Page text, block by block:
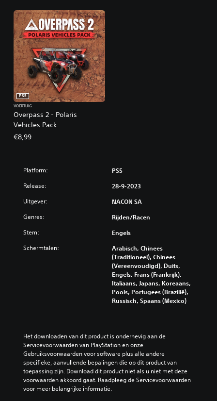
Overpass 2 - Polaris
Vehicles Pack
PS5
VOERTUIG
€8,99
Platform: PS5
Release: 28-9-2023
Uitgever: NACON SA
Genres: Rijden/racen
Stem: Engels
Schermtalen:
Arabisch, Chinees
(Traditioneel), Chinees
(Vereenvoudigd), Duits,
Engels, Frans (Frankrijk),
Italiaans, Japans, Koreaans,
Pools, Portugees (Brazilië),
Russisch, Spaans (Mexico)
Het downloaden van dit product is onderhevig aan de
Servicevoorwaarden van PlayStation en onze
Gebruiksvoorwaarden voor software plus alle andere
specifieke, aanvullende bepalingen die op dit product van
toepassing zijn. Download dit product niet als u niet met deze
voorwaarden akkoord gaat. Raadpleeg de Servicevoorwaarden
voor meer belangrijke informatie.